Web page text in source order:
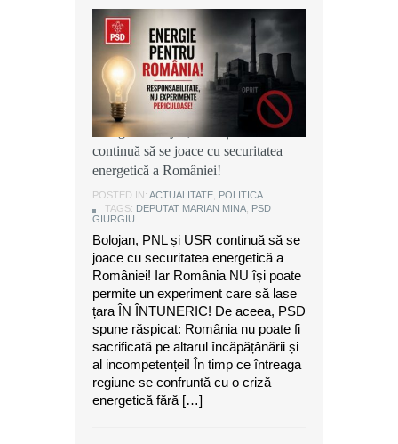
Marian Mina, deputat PSD de
Giurgiu: Bolojan, PNL și USR
continuă să se joace cu securitatea
energetică a României!
POSTED IN: ACTUALITATE POLITICA
TAGS: DEPUTAT MARIAN MINA PSD
GIURGIU
Bolojan, PNL și USR continuă să se
joace cu securitatea energetică a
României! Iar România NU își poate
permite un experiment care să lase
țara ÎN ÎNTUNERIC! De aceea, PSD
spune răspicat: România nu poate fi
sacrificată pe altarul încăpățânării și
al incompetenței! În timp ce întreaga
regiune se confruntă cu o criză
energetică fără […]